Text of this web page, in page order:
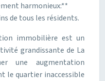
harmonieux:**
de tous les résidents.
immobilière est un
grandissante de La
une augmentation
le quartier inaccessible